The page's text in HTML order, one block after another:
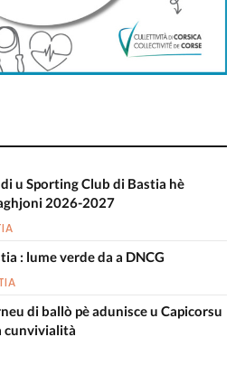
u Sporting Club di Bastia hè
2026-2027
: lume verde da a DNCG
di ballò pè adunisce u Capicorsu
cunvivialità